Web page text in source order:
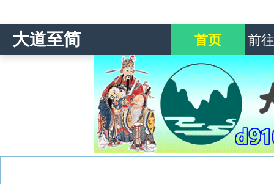
大道至简 首页 前